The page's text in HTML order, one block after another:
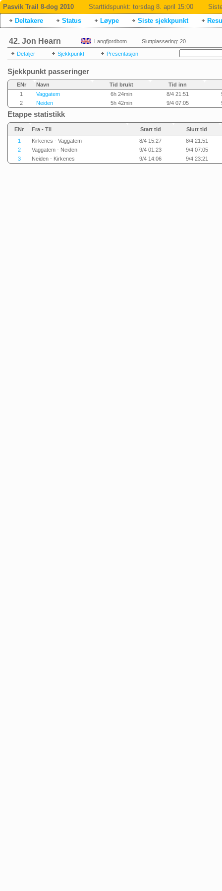
Pasvik Trail 8-dog 2010 Starttidspunkt: torsdag 8. april 15:00
Deltakere
Status Løype Siste sjekkpunkt
42. Jon Hearn Langfjordbotn Sluttplassering: 20
Detaljer Sjekkpunkt Presentasjon
Sjekkpunkt passeringer
ENr Navn Tid brukt
Tid inn
1
Vaggatem 6h 24min 8/4 21:51
2
Neiden 5h 42min 9/4 07:05
Etappe statistikk
ENr Fra - Til Start tid
Slutt tid
1
Kirkenes - Vaggatem 8/4 15:27
8/4 21:51
2
Vaggatem - Neiden 9/4 01:23
9/4 07:05
3
Neiden - Kirkenes 9/4 14:06 9/4 23:21